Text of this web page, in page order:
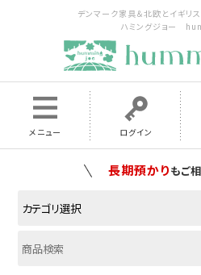
デンマーク家具＆北欧とイギリ
ハミングジョー
メニュー ログイン
家具の配送料は全国当